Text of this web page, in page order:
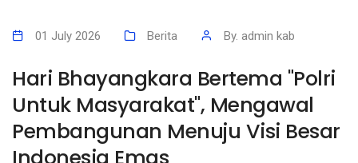
01 July 2026 Berita By. admin kab
Hari Bhayangkara Bertema "Polri
Untuk Masyarakat", Mengawal
Pembangunan Menuju Visi Besar